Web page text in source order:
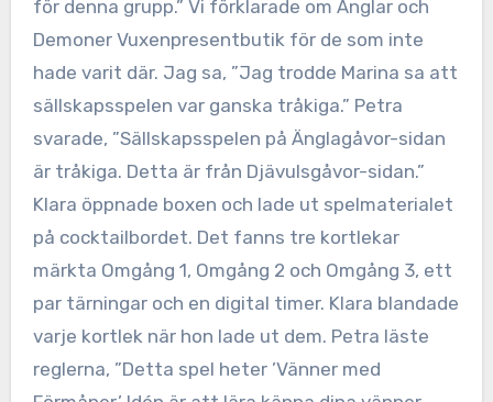
för denna grupp.” Vi förklarade om Änglar och
Demoner Vuxenpresentbutik för de som inte
hade varit där. Jag sa, ”Jag trodde Marina sa att
sällskapsspelen var ganska tråkiga.” Petra
svarade, ”Sällskapsspelen på Änglagåvor-sidan
är tråkiga. Detta är från Djävulsgåvor-sidan.”
Klara öppnade boxen och lade ut spelmaterialet
på cocktailbordet. Det fanns tre kortlekar
märkta Omgång 1, Omgång 2 och Omgång 3, ett
par tärningar och en digital timer. Klara blandade
varje kortlek när hon lade ut dem. Petra läste
reglerna, ”Detta spel heter ’Vänner med